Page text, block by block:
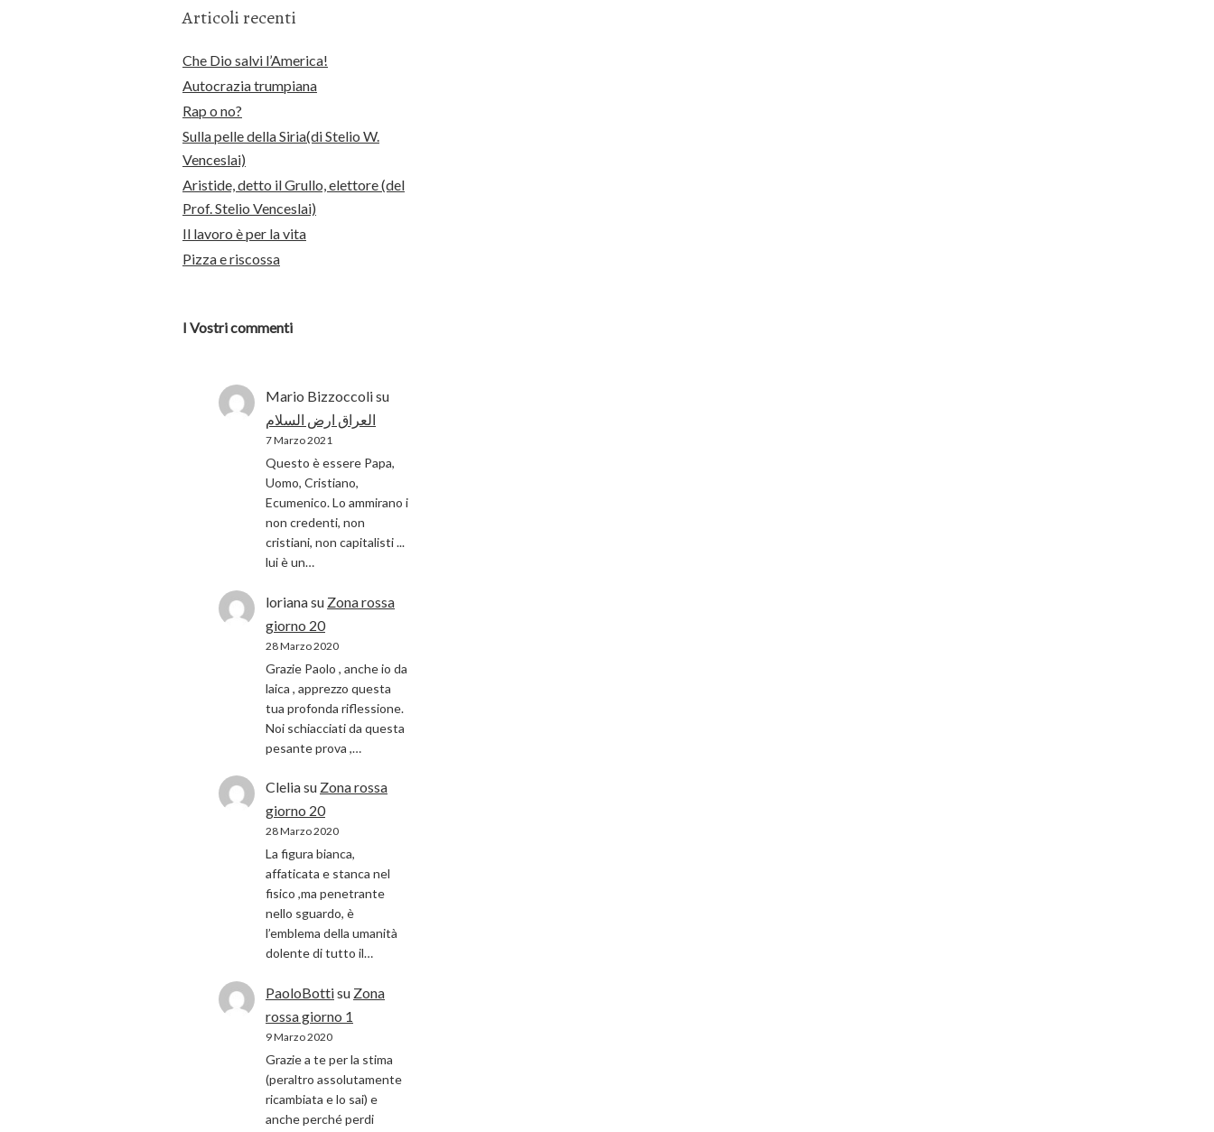
Articoli recenti
Che Dio salvi l’America!
Autocrazia trumpiana
Rap o no?
Sulla pelle della Siria(di Stelio W.
Venceslai)
Aristide, detto il Grullo, elettore (del
Prof. Stelio Venceslai)
Il lavoro è per la vita
Pizza e riscossa
I Vostri commenti
Mario Bizzoccolisu
العراق ارض السلام
7 Marzo 2021
Questo è essere Papa,
Uomo, Cristiano,
Ecumenico. Lo ammirano i
non credenti, non
cristiani, non capitalisti ...
lui è un…
lorianasu Zona rossa
giorno 20
28 Marzo 2020
Grazie Paolo , anche io da
laica , apprezzo questa
tua profonda riflessione.
Noi schiacciati da questa
pesante prova ,…
Cleliasu Zona rossa
giorno 20
28 Marzo 2020
La figura bianca,
affaticata e stanca nel
fisico ,ma penetrante
nello sguardo, è
l’emblema della umanità
dolente di tutto il…
PaoloBottisu Zona
rossa giorno 1
9 Marzo 2020
Grazie a te per la stima
(peraltro assolutamente
ricambiata e lo sai) e
anche perché perdi